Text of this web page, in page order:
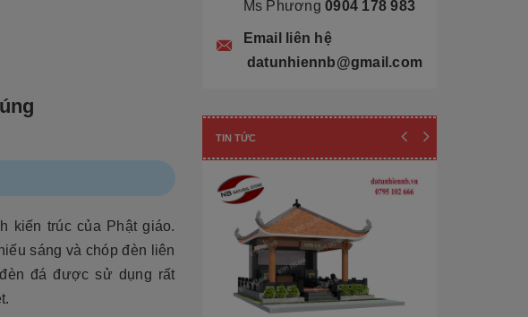
kiến trúc của Phật giáo.
sáng và chóp đèn liên
đá được sử dụng rất
Ms Phương 0904 178 983
Email liên hệ
datunhiennb@gmail.com
TIN TỨC